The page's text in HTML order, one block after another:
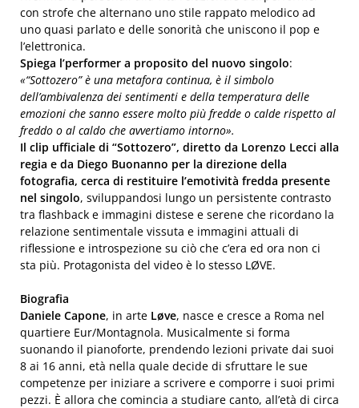
con strofe che alternano uno stile rappato melodico ad
uno quasi parlato e delle sonorità che uniscono il pop e
l’elettronica.
Spiega l’performer a proposito del nuovo singolo:
«“Sottozero” è una metafora continua, è il simbolo
dell’ambivalenza dei sentimenti e della temperatura delle
emozioni che sanno essere molto più fredde o calde rispetto al
freddo o al caldo che avvertiamo intorno».
Il clip ufficiale di “Sottozero”, diretto da Lorenzo Lecci alla
regia e da Diego Buonanno per la direzione della
fotografia, cerca di restituire l’emotività fredda presente
nel singolo, sviluppandosi lungo un persistente contrasto
tra flashback e immagini distese e serene che ricordano la
relazione sentimentale vissuta e immagini attuali di
riflessione e introspezione su ciò che c’era ed ora non ci
sta più. Protagonista del video è lo stesso LØVE.
Biografia
Daniele Capone, in arte Løve, nasce e cresce a Roma nel
quartiere Eur/Montagnola. Musicalmente si forma
suonando il pianoforte, prendendo lezioni private dai suoi
8 ai 16 anni, età nella quale decide di sfruttare le sue
competenze per iniziare a scrivere e comporre i suoi primi
pezzi. È allora che comincia a studiare canto, all’età di circa